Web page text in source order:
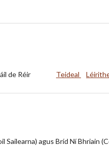
de Réir Teideal
agus Bríd Ní Bhriain